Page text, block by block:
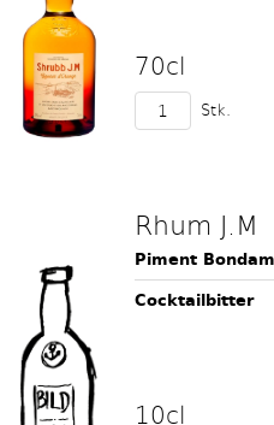
70cl
Stk.
Rhum J.M
Piment
Cocktailbitter
10cl